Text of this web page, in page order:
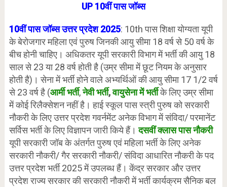
UP 10वीं पास जॉब्स
10वीं पास जॉब्स उत्तर प्रदेश 2025: 10th पास शिक्षा योग्यता यूपी
के बेरोजगार महिला एवं पुरुष जिनकी आयु सीमा 18 वर्ष से 50 वर्ष के
बीच होनी चाहिए। अधिकतर यूपी सरकारी विभाग में भर्ती की आयु 18
साल से 23 या 28 वर्ष होती है (उम्र सीमा में छूट नियम के अनुसार
होती है)। सेना में भर्ती होने वाले अभ्यर्थिओं की आयु सीमा 17 1/2 वर्ष
से 23 वर्ष है (आर्मी भर्ती,नेवी भर्ती,वायुसेना में भर्तीके लिए उम्र सीमा
में कोई रिलैक्सेशन नहीं है। हाई स्कूल पास स्त्री पुरुष को सरकारी
नौकरी के लिए उत्तर प्रदेश गवर्नमेंट अनेक विभाग में संविदा/ परमानेंट
सर्विस भर्ती के लिए विज्ञापन जारी किये हैं।दसवीं क्लास पास नौकरी
यूपी सरकारी जॉब के अंतर्गत पुरुष एवं महिला भर्ती के लिए अनेक
सरकारी नौकरी/ गैर सरकारी नौकरी/ संविदा आधारित नौकरी के पद
उत्तर प्रदेश भर्ती 2025 में उपलब्ध हैं। केंद्र सरकार और उत्तर
प्रदेश राज्य सरकार की सरकारी नौकरी में भर्ती कार्यक्रम सैनिक बल